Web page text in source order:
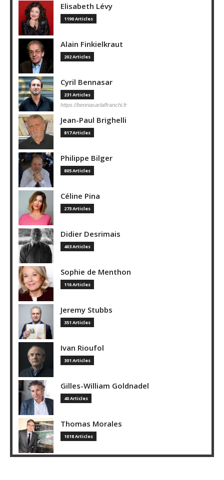
Elisabeth Lévy
1190 Articles
Alain Finkielkraut
202 Articles
Cyril Bennasar
231 Articles
https://bennasarlaffranchi.fr
Jean-Paul Brighelli
817 Articles
Philippe Bilger
805 Articles
Céline Pina
273 Articles
Didier Desrimais
403 Articles
Sophie de Menthon
116 Articles
Jeremy Stubbs
351 Articles
Ivan Rioufol
301 Articles
Gilles-William Goldnadel
40 Articles
Thomas Morales
1018 Articles